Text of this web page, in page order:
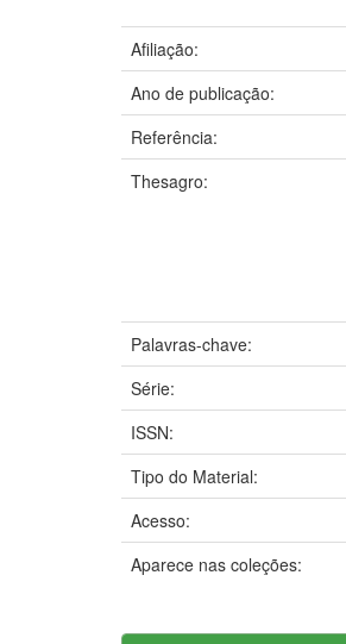
Afiliação:
Ano de publicação:
Referência:
Thesagro:
Palavras-chave:
Série:
ISSN:
Tipo do Material:
Acesso:
Aparece nas coleções: